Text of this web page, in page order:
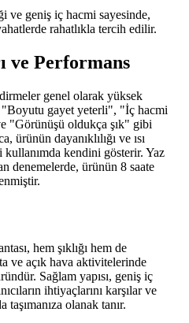
ve geniş iç hacmi sayesinde,
rahatlıkla tercih edilir.
ve Performans
genel olarak yüksek
"Boyutu gayet yeterli", "İç hacmi
"Görünüşü oldukça şık" gibi
ürünün dayanıklılığı ve ısı
kendini gösterir. Yaz
denemelerde, ürünün 8 saate
hem şıklığı hem de
ve açık hava aktivitelerinde
Sağlam yapısı, geniş iç
ihtiyaçlarını karşılar ve
taşımanıza olanak tanır.